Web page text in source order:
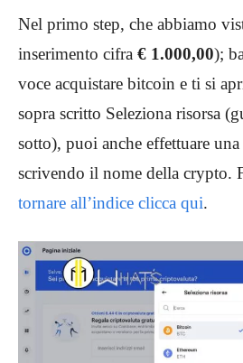
Nel primo step, che abbiamo
inserimento cifra € 1.000,00);
voce acquistare bitcoin e ti si
sopra scritto Seleziona risorsa
sotto), puoi anche effettuare una
scrivendo il nome della crypto.
tornare all’indice clicca qui.